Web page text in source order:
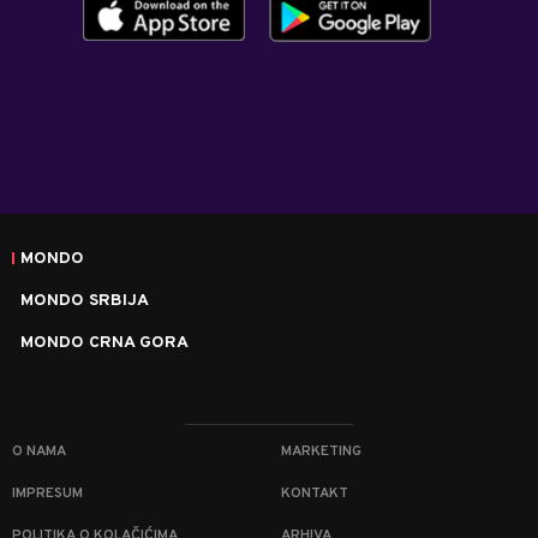
MONDO
MONDO SRBIJA
MONDO CRNA GORA
O NAMA MARKETING
IMPRESUM KONTAKT